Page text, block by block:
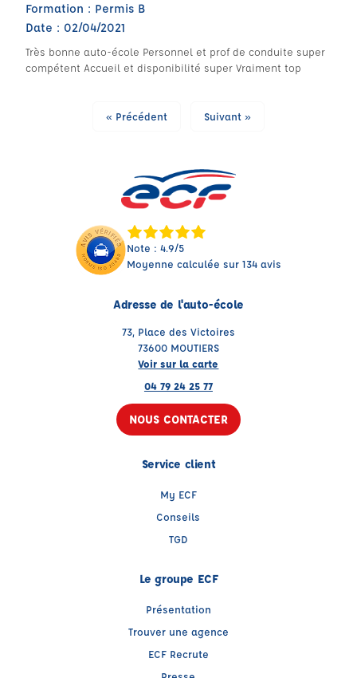
Formation : Permis B
Date : 02/04/2021
Très bonne auto-école Personnel et prof de conduite super
compétent Accueil et disponibilité super Vraiment top
« Précédent Suivant »
Note : 4.9/5
Moyenne calculée sur 134 avis
Adresse de l'auto-école
73, Place des Victoires
73600 MOUTIERS
Voir sur la carte
04 79 24 25 77
NOUS CONTACTER
Service client
My ECF
Conseils
TGD
Le groupe ECF
Présentation
Trouver une agence
ECF Recrute